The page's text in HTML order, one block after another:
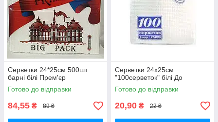
Серветки 24*25см 500шт
барні білі Прем'єр
Готово до відправки
84,55 ₴ 89 ₴
Серветки 24х25см
"100серветок" білі До
Готово до відправки
20,90 ₴ 22 ₴